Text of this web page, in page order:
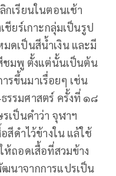
กเรียนในตอนเช้า
ชียร์เกาะกลุ่มเป็นรูป
ดเป็นสีน้ำเงิน และมี
ชมพู ตั้งแต่นั้นเป็นต้น
รขึ้นมาเรื่อยๆ เช่น
รมศาสตร์ ครั้งที่ ๑๘
เป็นคำว่า จุฬาฯ
สีดำไว้ข้างใน แล้ใช้
ห้ถอดเสื้อที่สวมข้าง
นาจากการแปรเป็น